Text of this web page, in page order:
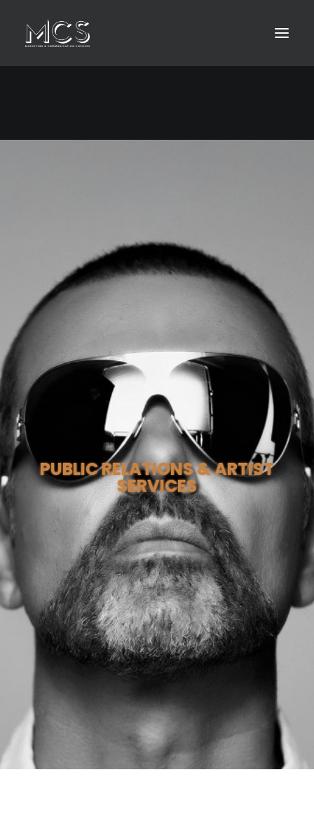
PUBLIC RELATIONS & ARTIST
SERVICES